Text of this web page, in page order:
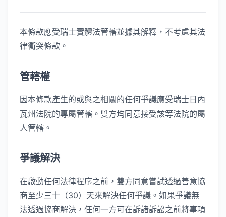
本條款應受瑞士實體法管轄並據其解釋，不考慮其法
律衝突條款。
管轄權
因本條款產生的或與之相關的任何爭議應受瑞士日內
瓦州法院的專屬管轄。雙方均同意接受該等法院的屬
人管轄。
爭議解決
在啟動任何法律程序之前，雙方同意嘗試透過善意協
商至少三十（30）天來解決任何爭議。如果爭議無
法透過協商解決，任何一方可在訴諸訴訟之前將事項